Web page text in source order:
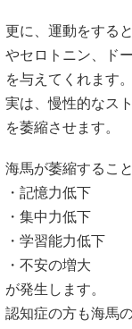
更に、運動をする
やセロトニン、ド
を与えてくれます。
実は、慢性的なス
を萎縮させます。
海馬が萎縮するこ
・記憶力低下
・集中力低下
・学習能力低下
・不安の増大
が発生します。
認知症の方も海馬